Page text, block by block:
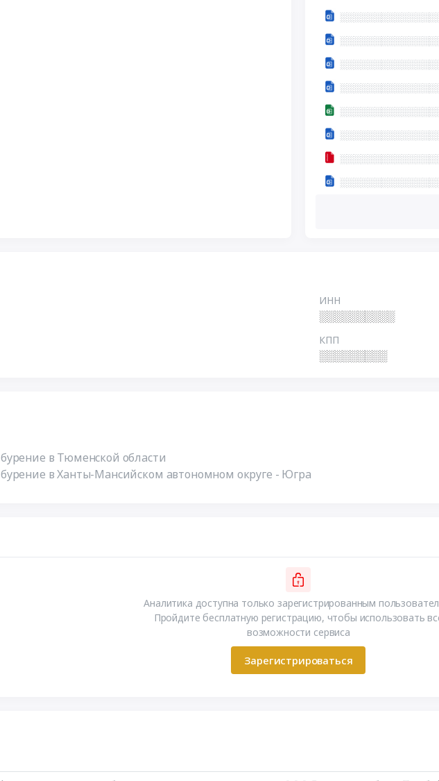
ИНН
░░░░░░░░░░
КПП
░░░░░░░░░
в Тюменской области
в Ханты-Мансийском автономном округе - Югра
Аналитика доступна только зарегистрированным
Пройдите бесплатную регистрацию, чтобы использовать
возможности сервиса
Зарегистрироваться